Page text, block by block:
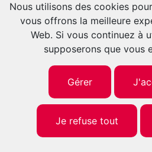
Projetez-vous grâce à
budget et nos
>
Nous utilisons des cookies
vous offrons la meilleure
Web. Si vous continuez à
supposerons que vous
Gérer
Je refuse tout